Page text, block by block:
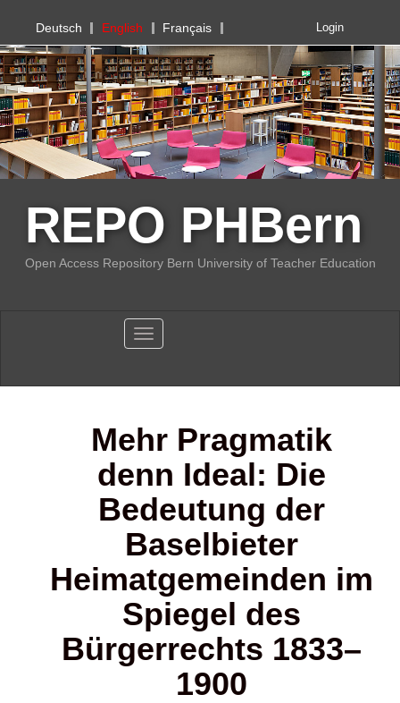
PHBern
Deutsch English Français Login
REPO PHBern
Open Access Repository Bern University of Teacher Education
Toggle navigation
Mehr Pragmatik
denn Ideal: Die
Bedeutung der
Baselbieter
Heimatgemeinden im
Spiegel des
Bürgerrechts 1833–
1900